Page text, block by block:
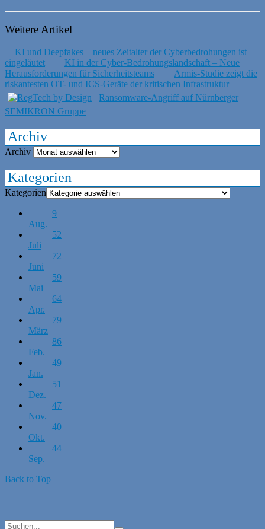
Weitere Artikel
KI und Deepfakes – neues Zeitalter der Cyberbedrohungen ist
eingeläutet
KI in der Cyber-Bedrohungslandschaft – Neue
Herausforderungen für Sicherheitsteams
Armis-Studie zeigt die
riskantesten OT- und ICS-Geräte der kritischen Infrastruktur
Ransomware-Angriff auf Nürnberger
SEMIKRON Gruppe
Archiv
Archiv
Kategorien
Kategorien
9
Aug.
52
Juli
72
Juni
59
Mai
64
Apr.
79
März
86
Feb.
49
Jan.
51
Dez.
47
Nov.
40
Okt.
44
Sep.
Back to Top